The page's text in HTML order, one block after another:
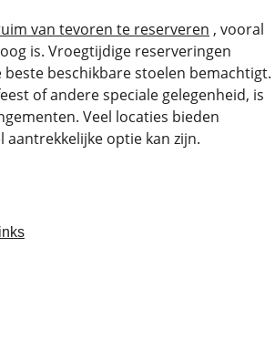
van tevoren te reserveren , vooral
is. Vroegtijdige reserveringen
beschikbare stoelen bemachtigt.
of andere speciale gelegenheid, is
Veel locaties bieden
optie kan zijn.